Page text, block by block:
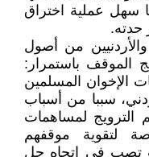
سهل عملية اختراق
حدته.
من أصول
الموقف باستمرار:
الإخوان المسلمين
سببا من أسباب
الترويج لمساهمات
لتقوية موقفهم
تصب في اتجاه حل